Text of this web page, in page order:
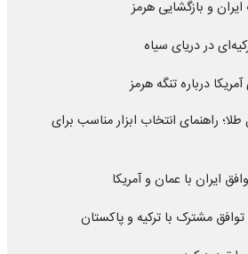
و بازگشایی هرمز
در دریای سیاه
درباره تنگه هرمز
راهنمای انتخاب ابزار مناسب برای
ایران با عمان و آمریکا
مشترک با ترکیه و پاکستان